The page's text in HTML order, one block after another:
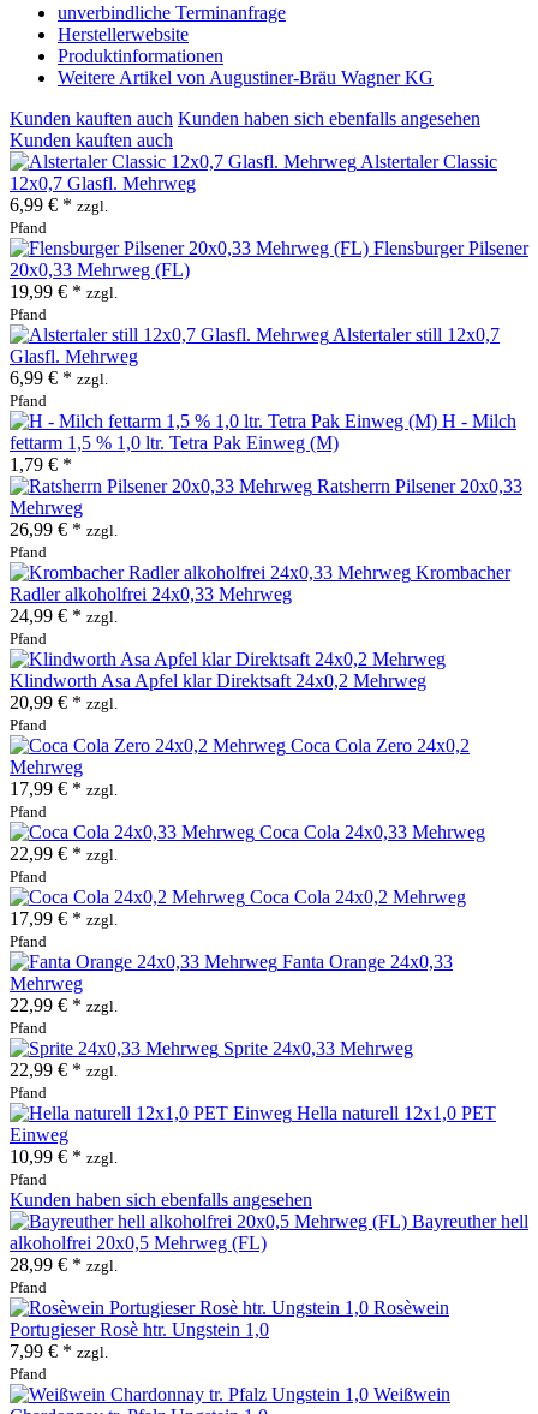
unverbindliche Terminanfrage
Herstellerwebsite
Produktinformationen
Weitere Artikel von Augustiner-Bräu Wagner KG
Kunden kauften auch Kunden haben sich ebenfalls angesehen
Kunden kauften auch
Alstertaler Classic
12x0,7 Glasfl. Mehrweg
6,99 € * zzgl.
Pfand
Flensburger Pilsener
20x0,33 Mehrweg (FL)
19,99 € * zzgl.
Pfand
Alstertaler still 12x0,7
Glasfl. Mehrweg
6,99 € * zzgl.
Pfand
H - Milch
fettarm 1,5 % 1,0 ltr. Tetra Pak Einweg (M)
1,79 € *
Ratsherrn Pilsener 20x0,33
Mehrweg
26,99 € * zzgl.
Pfand
Krombacher
Radler alkoholfrei 24x0,33 Mehrweg
24,99 € * zzgl.
Pfand
Klindworth Asa Apfel klar Direktsaft 24x0,2 Mehrweg
20,99 € * zzgl.
Pfand
Coca Cola Zero 24x0,2
Mehrweg
17,99 € * zzgl.
Pfand
Coca Cola 24x0,33 Mehrweg
22,99 € * zzgl.
Pfand
Coca Cola 24x0,2 Mehrweg
17,99 € * zzgl.
Pfand
Fanta Orange 24x0,33
Mehrweg
22,99 € * zzgl.
Pfand
Sprite 24x0,33 Mehrweg
22,99 € * zzgl.
Pfand
Hella naturell 12x1,0 PET
Einweg
10,99 € * zzgl.
Pfand
Kunden haben sich ebenfalls angesehen
Bayreuther hell
alkoholfrei 20x0,5 Mehrweg (FL)
28,99 € * zzgl.
Pfand
Rosèwein
Portugieser Rosè htr. Ungstein 1,0
7,99 € * zzgl.
Pfand
Weißwein